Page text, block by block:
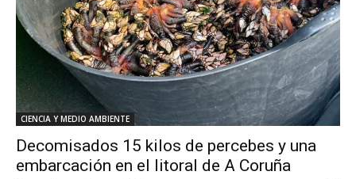
CIENCIA Y MEDIO AMBIENTE
Decomisados 15 kilos de percebes y una
embarcación en el litoral de A Coruña